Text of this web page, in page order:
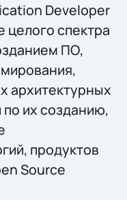
Developer
целого спектра
ПО,
архитектурных
их созданию,
продуктов
Source